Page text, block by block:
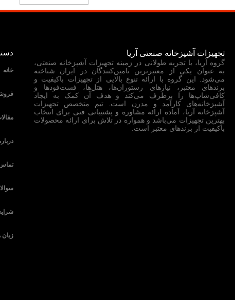
تجهیزات آشپزخانه صنعتی آریا
گروه آریا، با تجربه طولانی در زمینه تجهیزات آشپزخانه صنعتی،
به عنوان یکی از معتبرترین تامین‌کنندگان در ایران شناخته
می‌شود. این گروه با ارائه تنوع بالایی از تجهیزات باکیفیت و
برندهای معتبر، نیازهای رستوران‌ها، هتل‌ها، فست‌فودها و
کافی‌شاپ‌ها را برطرف می‌کند و هدف آن کمک به ایجاد
آشپزخانه‌های کارآمد و مدرن است. تیم متخصص تجهیزات
آشپزخانه آریا، آماده ارائه مشاوره و پشتیبانی فنی برای انتخاب
بهترین تجهیزات می‌باشد و همواره در تلاش برای ارائه محصولات
باکیفیت از برندهای معتبر است.
خانه
تماس
زبان